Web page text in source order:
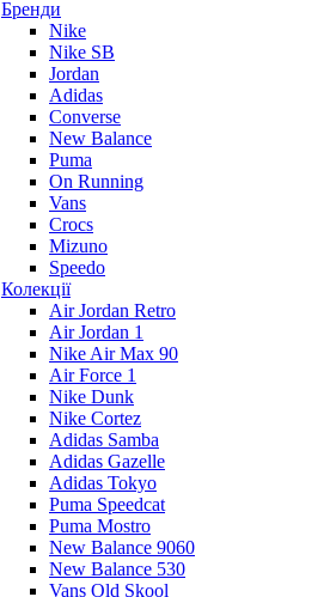
Бренди
Nike
Nike SB
Jordan
Adidas
Converse
New Balance
Puma
On Running
Vans
Crocs
Mizuno
Speedo
Колекції
Air Jordan Retro
Air Jordan 1
Nike Air Max 90
Air Force 1
Nike Dunk
Nike Cortez
Adidas Samba
Adidas Gazelle
Adidas Tokyo
Puma Speedcat
Puma Mostro
New Balance 9060
New Balance 530
Vans Old Skool